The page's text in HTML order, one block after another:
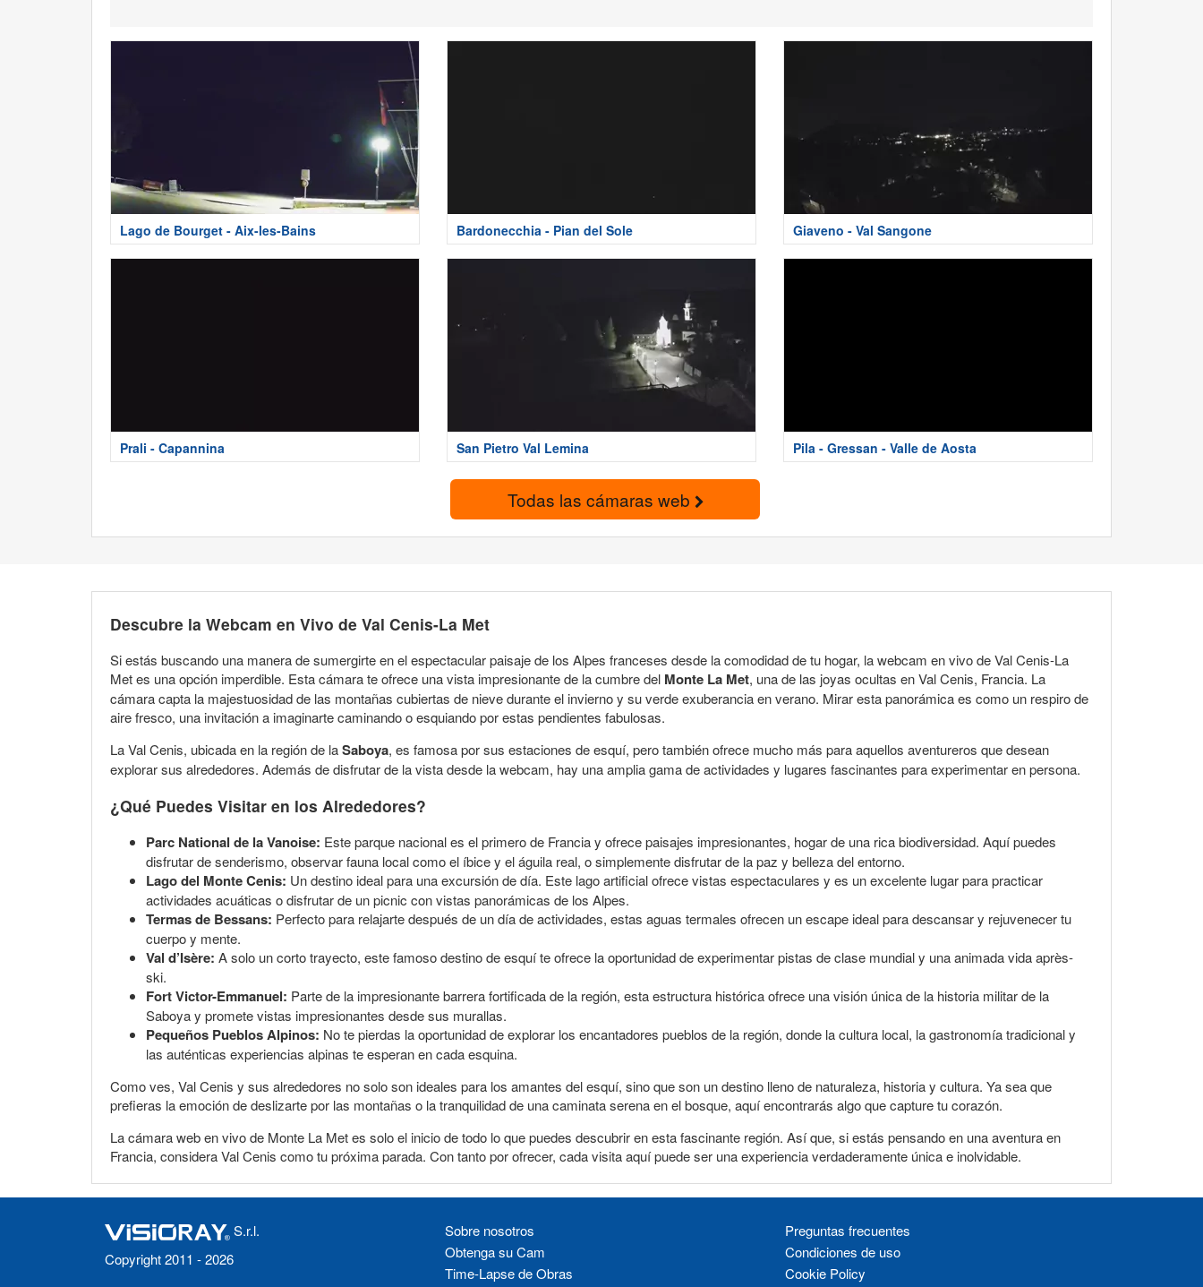
Lago de Bourget - Aix-les-Bains Bardonecchia - Pian del Sole Giaveno - Val Sangone
Prali - Capannina San Pietro Val Lemina Pila - Gressan - Valle de Aosta
Todas las cámaras web
Descubre la Webcam en Vivo de Val Cenis-La Met
Si estás buscando una manera de sumergirte en el espectacular paisaje de los Alpes franceses desde la comodidad de tu hogar, la webcam en vivo de Val Cenis-La
Met es una opción imperdible. Esta cámara te ofrece una vista impresionante de la cumbre del Monte La Met, una de las joyas ocultas en Val Cenis, Francia. La
cámara capta la majestuosidad de las montañas cubiertas de nieve durante el invierno y su verde exuberancia en verano. Mirar esta panorámica es como un respiro de
aire fresco, una invitación a imaginarte caminando o esquiando por estas pendientes fabulosas.
La Val Cenis, ubicada en la región de laSaboya, es famosa por sus estaciones de esquí, pero también ofrece mucho más para aquellos aventureros que desean
explorar sus alrededores. Además de disfrutar de la vista desde la webcam, hay una amplia gama de actividades y lugares fascinantes para experimentar en persona.
¿Qué Puedes Visitar en los Alrededores?
Parc National de la Vanoise: Este parque nacional es el primero de Francia y ofrece paisajes impresionantes, hogar de una rica biodiversidad. Aquí puedes
disfrutar de senderismo, observar fauna local como el íbice y el águila real, o simplemente disfrutar de la paz y belleza del entorno.
Lago del Monte Cenis: Un destino ideal para una excursión de día. Este lago artificial ofrece vistas espectaculares y es un excelente lugar para practicar
actividades acuáticas o disfrutar de un picnic con vistas panorámicas de los Alpes.
Termas de Bessans: Perfecto para relajarte después de un día de actividades, estas aguas termales ofrecen un escape ideal para descansar y rejuvenecer tu
cuerpo y mente.
Val d’Isère: A solo un corto trayecto, este famoso destino de esquí te ofrece la oportunidad de experimentar pistas de clase mundial y una animada vida après-
ski.
Fort Victor-Emmanuel: Parte de la impresionante barrera fortificada de la región, esta estructura histórica ofrece una visión única de la historia militar de la
Saboya y promete vistas impresionantes desde sus murallas.
Pequeños Pueblos Alpinos: No te pierdas la oportunidad de explorar los encantadores pueblos de la región, donde la cultura local, la gastronomía tradicional y
las auténticas experiencias alpinas te esperan en cada esquina.
Como ves, Val Cenis y sus alrededores no solo son ideales para los amantes del esquí, sino que son un destino lleno de naturaleza, historia y cultura. Ya sea que
prefieras la emoción de deslizarte por las montañas o la tranquilidad de una caminata serena en el bosque, aquí encontrarás algo que capture tu corazón.
La cámara web en vivo de Monte La Met es solo el inicio de todo lo que puedes descubrir en esta fascinante región. Así que, si estás pensando en una aventura en
Francia, considera Val Cenis como tu próxima parada. Con tanto por ofrecer, cada visita aquí puede ser una experiencia verdaderamente única e inolvidable.
S.r.l.
Copyright 2011 - 2026
Sobre nosotros
Obtenga su Cam
Time-Lapse de Obras
Preguntas frecuentes
Condiciones de uso
Cookie Policy